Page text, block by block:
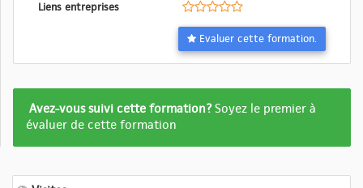
Liens entreprises
Evaluer cette formation.
Formation
pas
Avez-vous suivi cette formation?Soyez le premier à
évaluer de cette formation